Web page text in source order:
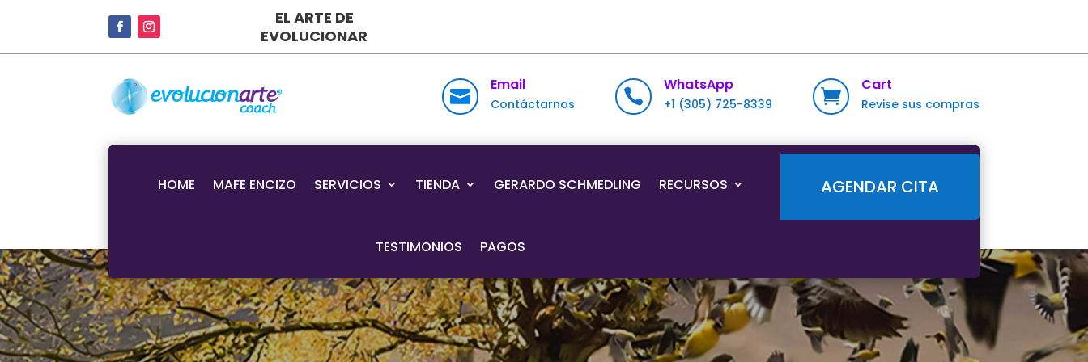
EL ARTE DE
EVOLUCIONAR

Email
Contáctarnos 
WhatsApp
+1 (305) 725-8339 
Cart
Revise sus compras
HOME MAFE ENCIZO SERVICIOS TIENDA GERARDO SCHMEDLING RECURSOS
TESTIMONIOS PAGOS
AGENDAR CITA